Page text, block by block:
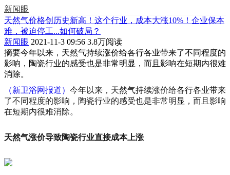
新闻眼
天然气价格创历史新高！这个行业，成本大涨10%！企业保本
难，被迫停工...如何破局？
新闻眼 2021-11-3 09:56 3.8万阅读
摘要今年以来，天然气持续涨价给各行各业带来了不同程度的
影响，陶瓷行业的感受也是非常明显，而且影响在短期内很难
消除。
（新卫浴网报道） 今年以来，天然气持续涨价给各行各业带来
了不同程度的影响，陶瓷行业的感受也是非常明显，而且影响
在短期内很难消除。
天然气涨价导致陶瓷行业直接成本上涨